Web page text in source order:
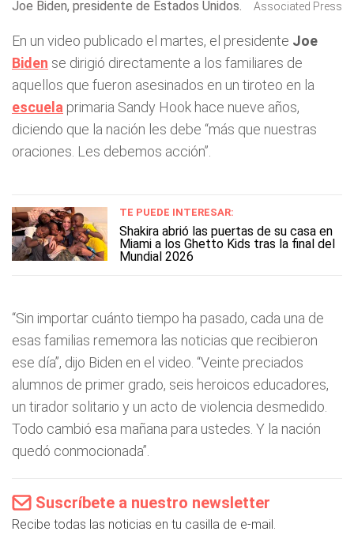
Joe Biden, presidente de Estados Unidos. Associated Press
En un video publicado el martes, el presidente Joe
Biden se dirigió directamente a los familiares de
aquellos que fueron asesinados en un tiroteo en la
escuela primaria Sandy Hook hace nueve años,
diciendo que la nación les debe “más que nuestras
oraciones. Les debemos acción”.
TE PUEDE INTERESAR:
Shakira abrió las puertas de su casa en
Miami a los Ghetto Kids tras la final del
Mundial 2026
“Sin importar cuánto tiempo ha pasado, cada una de
esas familias rememora las noticias que recibieron
ese día”, dijo Biden en el video. “Veinte preciados
alumnos de primer grado, seis heroicos educadores,
un tirador solitario y un acto de violencia desmedido.
Todo cambió esa mañana para ustedes. Y la nación
quedó conmocionada”.
Suscríbete a nuestro newsletter
Recibe todas las noticias en tu casilla de e-mail.